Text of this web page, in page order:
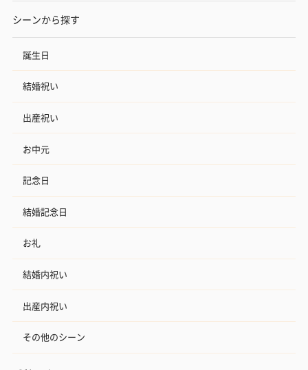
シーンから探す
誕生日
結婚祝い
出産祝い
お中元
記念日
結婚記念日
お礼
結婚内祝い
出産内祝い
その他のシーン